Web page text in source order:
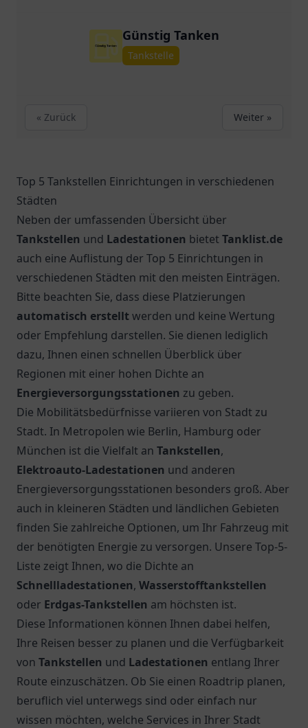
Günstig Tanken
Tankstelle
« Zurück Weiter »
Top 5 Tankstellen Einrichtungen in verschiedenen
Städten
Neben der umfassenden Übersicht über
Tankstellen und Ladestationen bietet Tanklist.de
auch eine Auflistung der Top 5 Einrichtungen in
verschiedenen Städten mit den meisten Einträgen.
Bitte beachten Sie, dass diese Platzierungen
automatisch erstelltwerden und keine Wertung
oder Empfehlung darstellen. Sie dienen lediglich
dazu, Ihnen einen schnellen Überblick über
Regionen mit einer hohen Dichte an
Energieversorgungsstationen zu geben.
Die Mobilitätsbedürfnisse variieren von Stadt zu
Stadt. In Metropolen wie Berlin, Hamburg oder
München ist die Vielfalt an Tankstellen,
Elektroauto-Ladestationen und anderen
Energieversorgungsstationen besonders groß. Aber
auch in kleineren Städten und ländlichen Gebieten
finden Sie zahlreiche Optionen, um Ihr Fahrzeug mit
der benötigten Energie zu versorgen. Unsere Top-5-
Liste zeigt Ihnen, wo die Dichte an
Schnellladestationen, Wasserstofftankstellen
oder Erdgas-Tankstellen am höchsten ist.
Diese Informationen können Ihnen dabei helfen,
Ihre Reisen besser zu planen und die Verfügbarkeit
von Tankstellen und Ladestationen entlang Ihrer
Route einzuschätzen. Ob Sie einen Roadtrip planen,
beruflich viel unterwegs sind oder einfach nur
wissen möchten, welche Services in Ihrer Stadt